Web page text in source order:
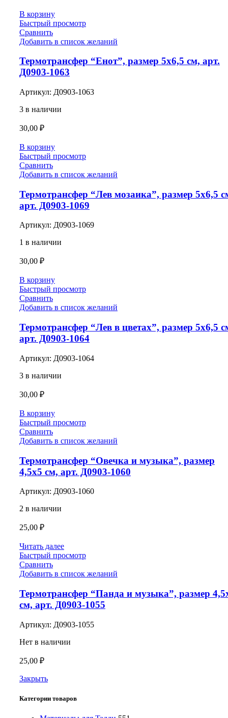
В корзину
Быстрый просмотр
Сравнить
Добавить в список желаний
Термотрансфер “Енот”, размер 5х6,5 см, арт.
Д0903-1063
Артикул: Д0903-1063
3 в наличии
30,00 ₽
В корзину
Быстрый просмотр
Сравнить
Добавить в список желаний
Термотрансфер “Лев мозаика”, размер 5х6,5
арт. Д0903-1069
Артикул: Д0903-1069
1 в наличии
30,00 ₽
В корзину
Быстрый просмотр
Сравнить
Добавить в список желаний
Термотрансфер “Лев в цветах”, размер 5х6,5
арт. Д0903-1064
Артикул: Д0903-1064
3 в наличии
30,00 ₽
В корзину
Быстрый просмотр
Сравнить
Добавить в список желаний
Термотрансфер “Овечка и музыка”, размер
4,5х5 см, арт. Д0903-1060
Артикул: Д0903-1060
2 в наличии
25,00 ₽
Читать далее
Быстрый просмотр
Сравнить
Добавить в список желаний
Термотрансфер “Панда и музыка”, размер
см, арт. Д0903-1055
Артикул: Д0903-1055
Нет в наличии
25,00 ₽
Закрыть
Категории товаров